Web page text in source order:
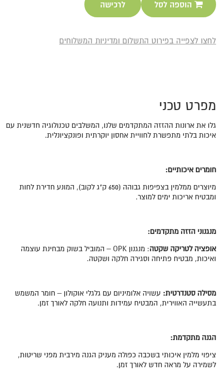
הוספה לסל לרכישה
לחצו לצפייה בפירוט התשלום ומדיניות המשלוחים
מפרט טכני
גלו את ארונות ההזזה המתקדמים שלנו, המשלבים טכנולוגיה חדשנית עם
איכות בלתי מתפשרת לחוויית אחסון יוקרתית ופונקציונלית.
חומרים איכותיים:
מיוצרים ממלמין בצפיפות גבוהה (650 ק"ג לקוב), המונע חדירת לחות
ומבטיח אריכות ימים למוצר.
מנגנוני הזזה מתקדמים:
אופציה לטריקה שקטה
: מנגנון OPK – המוביל בשוק מבחינת עוצמה
ואיכות, מבטיח פתיחה וסגירה חלקה ושקטה.
מסילה סטנדרטית: עשויה אלומיניום עם גלגלי אוקולון – חומר המשמש
בתעשייה האווירית, המבטיח עמידות ותנועה חלקה לאורך זמן.
הגנה מתקדמת:
ציפוי מלמין איכותי בשכבה כפולה מעניק הגנה מירבית מפני שריטות,
לשמירה על מראה חדש לאורך זמן.